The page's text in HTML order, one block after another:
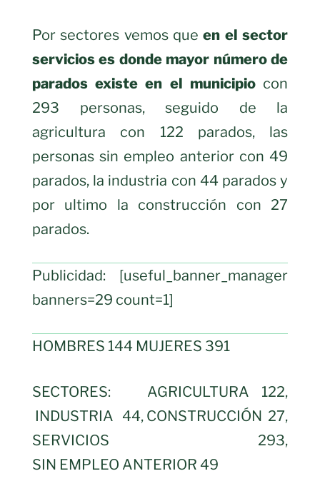
Por sectores vemos queen el sector
servicios es donde mayor número de
parados existe en el municipiocon
293 personas, seguido de la
agricultura con 122 parados, las
personas sin empleo anterior con 49
parados, la industria con 44 parados y
por ultimo la construcción con 27
parados.
Publicidad: [useful_banner_manager
banners=29 count=1]
HOMBRES 144 MUJERES 391
SECTORES: AGRICULTURA 122,
INDUSTRIA 44, CONSTRUCCIÓN 27,
SERVICIOS 293,
SIN EMPLEO ANTERIOR 49